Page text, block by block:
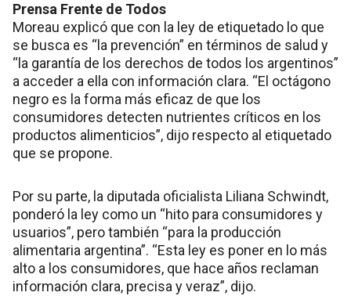
Prensa Frente de Todos
Moreau explicó que con la ley de etiquetado lo que
se busca es “la prevención” en términos de salud y
“la garantía de los derechos de todos los argentinos”
a acceder a ella con información clara. “El octágono
negro es la forma más eficaz de que los
consumidores detecten nutrientes críticos en los
productos alimenticios”, dijo respecto al etiquetado
que se propone.
Por su parte, la diputada oficialista Liliana Schwindt,
ponderó la ley como un “hito para consumidores y
usuarios”, pero también “para la producción
alimentaria argentina”. “Esta ley es poner en lo más
alto a los consumidores, que hace años reclaman
información clara, precisa y veraz”, dijo.